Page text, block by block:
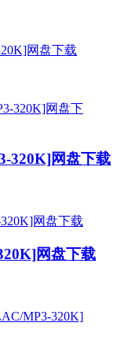
网盘下载
320K]网盘下载
网盘下载